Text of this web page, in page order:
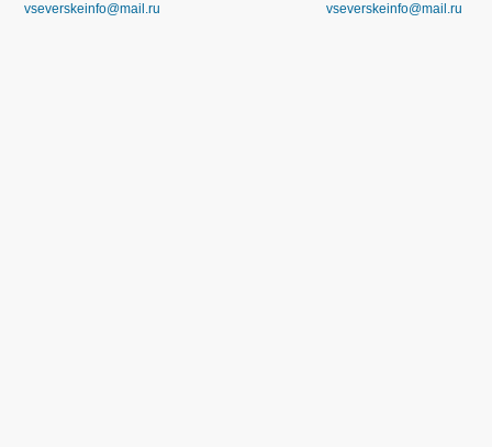
vseverskeinfo@mail.ru
vseverskeinfo@mail.ru